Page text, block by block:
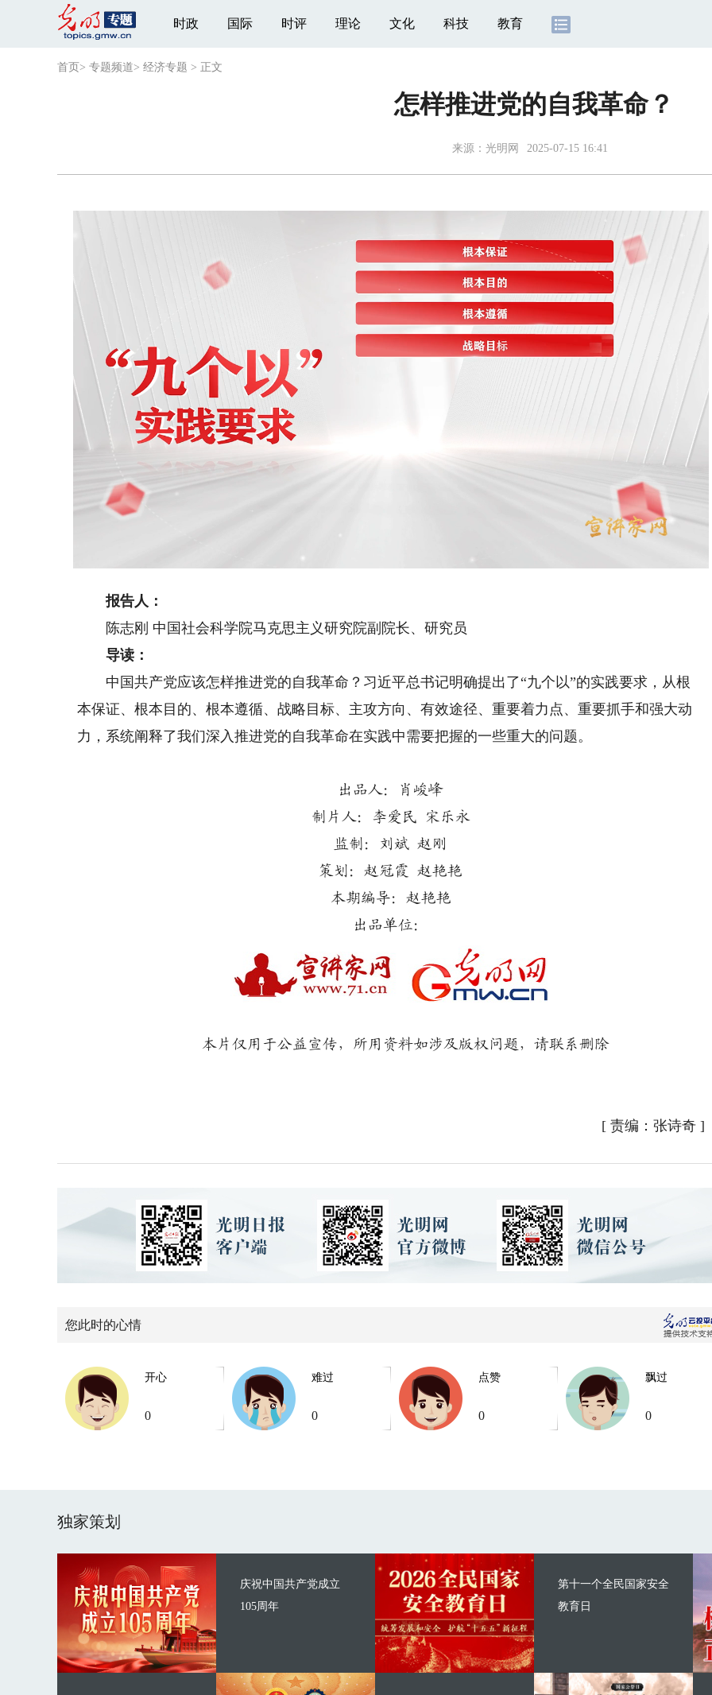
时政 国际 时评 理论 文化 科技 教育
首页 > 专题频道> 经济专题 > 正文
怎样推进党的自我革命？
来源： 光明网 2025-07-15 16:41
14.71%
Rate
报告人：
陈志刚 中国社会科学院马克思主义研究院副院长、研究员
导读：
中国共产党应该怎样推进党的自我革命？习近平总书记明确提出了“九个以”的实践要求，从根
本保证、根本目的、根本遵循、战略目标、主攻方向、有效途径、重要着力点、重要抓手和强大动
力，系统阐释了我们深入推进党的自我革命在实践中需要把握的一些重大的问题。
出品人：肖峻峰
制片人：李爱民 宋乐永
监制：刘斌 赵刚
策划：赵冠霞 赵艳艳
本期编导：赵艳艳
出品单位：
本片仅用于公益宣传，所用资料如涉及版权问题，请联系删除
[ 责编：张诗奇]
您此时的心情
开心
0
难过
0
点赞
0
飘过
0
独家策划
庆祝中国共产党成立
105周年
第十一个全民国家安全
教育日